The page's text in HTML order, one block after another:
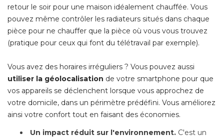
retour le soir pour une maison idéalement chauffée. Vous
pouvez même contrôler les radiateurs situés dans chaque
pièce pour ne chauffer que la pièce où vous vous trouvez
(pratique pour ceux qui font du télétravail par exemple).
Vous avez des horaires irréguliers ? Vous pouvez aussi
utiliser la géolocalisation de votre smartphone pour que
vos appareils se déclenchent lorsque vous approchez de
votre domicile, dans un périmètre prédéfini. Vous améliorez
ainsi votre confort tout en faisant des économies.
Un impact réduit sur l'environnement. C'est un